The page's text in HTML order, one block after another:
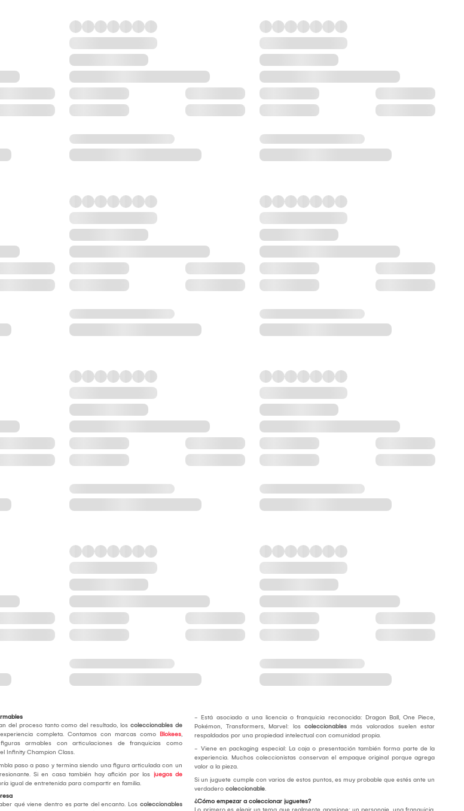
del proceso tanto como del resultado, los coleccionables de
completa. Contamos con marcas como Blokees,
armables con articulaciones de franquicias como
Infinity Champion Class.
paso a paso y termina siendo una figura articulada con un
Si en casa también hay afición por los juegos de
igual de entretenida para compartir en familia.
qué viene dentro es parte del encanto. Los coleccionables
- Está asociado a una licencia o franquicia reconocida: Dragon Ball, One Piece,
Pokémon, Transformers, Marvel: loscoleccionablesmás valorados suelen estar
respaldados por una propiedad intelectual con comunidad propia.
- Viene en packaging especial: La caja o presentación también forma parte de la
experiencia. Muchos coleccionistas conservan el empaque original porque agrega
valor a la pieza.
Si un juguete cumple con varios de estos puntos, es muy probable que estés ante un
verdaderocoleccionable.
¿Cómo empezar a coleccionar juguetes?